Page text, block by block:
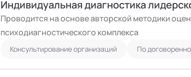
Индивидуальная диагностика
Проводится на основе авторской методики
психодиагностического комплекса
Консультирование организаций По